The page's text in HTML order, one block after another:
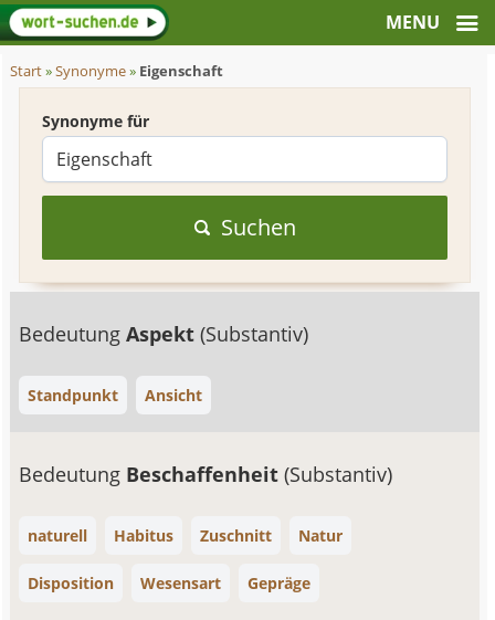
Start»Synonyme» Eigenschaft
Synonyme für
Suchen
BedeutungAspekt(Substantiv)
Standpunkt Ansicht
Bedeutung Beschaffenheit(Substantiv)
naturell Habitus Zuschnitt Natur
Disposition Wesensart Gepräge